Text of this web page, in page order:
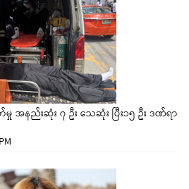
အနည်းဆုံး ၇ ဦး သေဆုံး ပြီး၁၅ ဦး ဒဏ်ရာ